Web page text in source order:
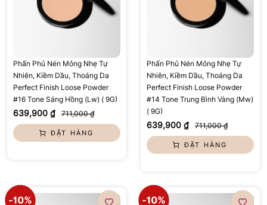
Phấn Phủ Nén Mỏng Nhẹ Tự
Nhiên, Kiềm Dầu, Thoáng Da
Perfect Finish Loose Powder
#16 Tone Sáng Hồng (Lw) ( 9G)
639,900 ₫ 711,000 ₫
ĐẶT HÀNG
Phấn Phủ Nén Mỏng Nhẹ Tự
Nhiên, Kiềm Dầu, Thoáng Da
Perfect Finish Loose Powder
#14 Tone Trung Bình Vàng (Mw)
( 9G)
639,900 ₫ 711,000 ₫
ĐẶT HÀNG